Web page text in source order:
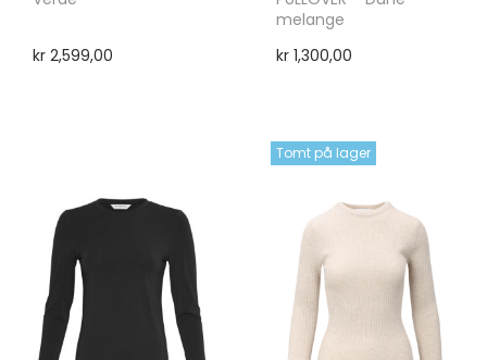
kr 2,599,00
melange
kr1,300,00
Tomt på lager